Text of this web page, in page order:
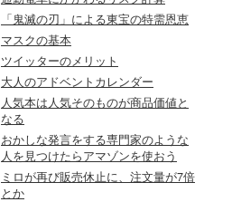
「鬼滅の刃」による東宝の特需恩恵
マスクの基本
ツイッターのメリット
大人のアドベントカレンダー
人気本は人気そのものが商品価値と
なる
おかしな発言をする専門家のような
人を見つけたらアマゾンを使おう
ミロが再び販売休止に、注文量が7倍
とか